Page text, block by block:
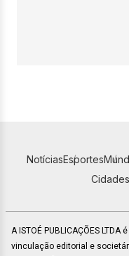
NotíciasEsportes
Cidades
A ISTOÉ PUBLICAÇÕES
vinculação editorial e